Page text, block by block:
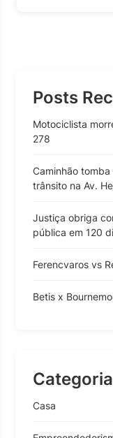
Posts
Motociclista
278
Caminhão
trânsito na Av.
Justiça obriga
pública em 120
Ferencvaros vs
Betis x
Casa